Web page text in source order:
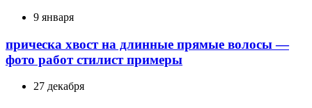
9 января
прическа хвост на длинные прямые волосы —
фото работ стилист примеры
27 декабря